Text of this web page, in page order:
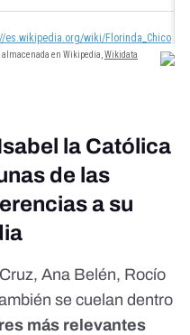
la Católica
de las
a su
Ana Belén, Rocío
se cuelan dentro
más relevantes